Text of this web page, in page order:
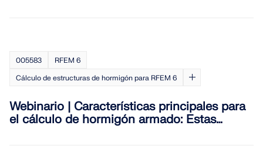
005583
RFEM 6
Cálculo de estructuras de hormigón para RFEM 6
Webinario | Características principales para
el cálculo de hormigón armado: Estas